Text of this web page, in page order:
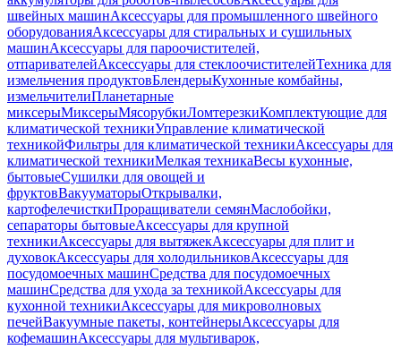
швейных машинАксессуары для промышленного швейного
оборудованияАксессуары для стиральных и сушильных
машинАксессуары для пароочистителей,
отпаривателейАксессуары для стеклоочистителейТехника для
измельчения продуктовБлендерыКухонные комбайны,
измельчителиПланетарные
миксерыМиксерыМясорубкиЛомтерезкиКомплектующие для
климатической техникиУправление климатической
техникойФильтры для климатической техникиАксессуары для
климатической техникиМелкая техникаВесы кухонные,
бытовыеСушилки для овощей и
фруктовВакууматорыОткрывалки,
картофелечисткиПроращиватели семянМаслобойки,
сепараторы бытовыеАксессуары для крупной
техникиАксессуары для вытяжекАксессуары для плит и
духовокАксессуары для холодильниковАксессуары для
посудомоечных машинСредства для посудомоечных
машинСредства для ухода за техникойАксессуары для
кухонной техникиАксессуары для микроволновых
печейВакуумные пакеты, контейнерыАксессуары для
кофемашинАксессуары для мультиварок,